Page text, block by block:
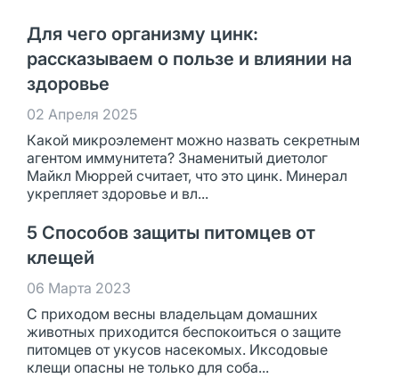
Для чего организму цинк:
рассказываем о пользе и влиянии на
здоровье
02 Апреля 2025
Какой микроэлемент можно назвать секретным
агентом иммунитета? Знаменитый диетолог
Майкл Мюррей считает, что это цинк. Минерал
укрепляет здоровье и вл...
5 Способов защиты питомцев от
клещей
06 Марта 2023
С приходом весны владельцам домашних
животных приходится беспокоиться о защите
питомцев от укусов насекомых. Иксодовые
клещи опасны не только для соба...